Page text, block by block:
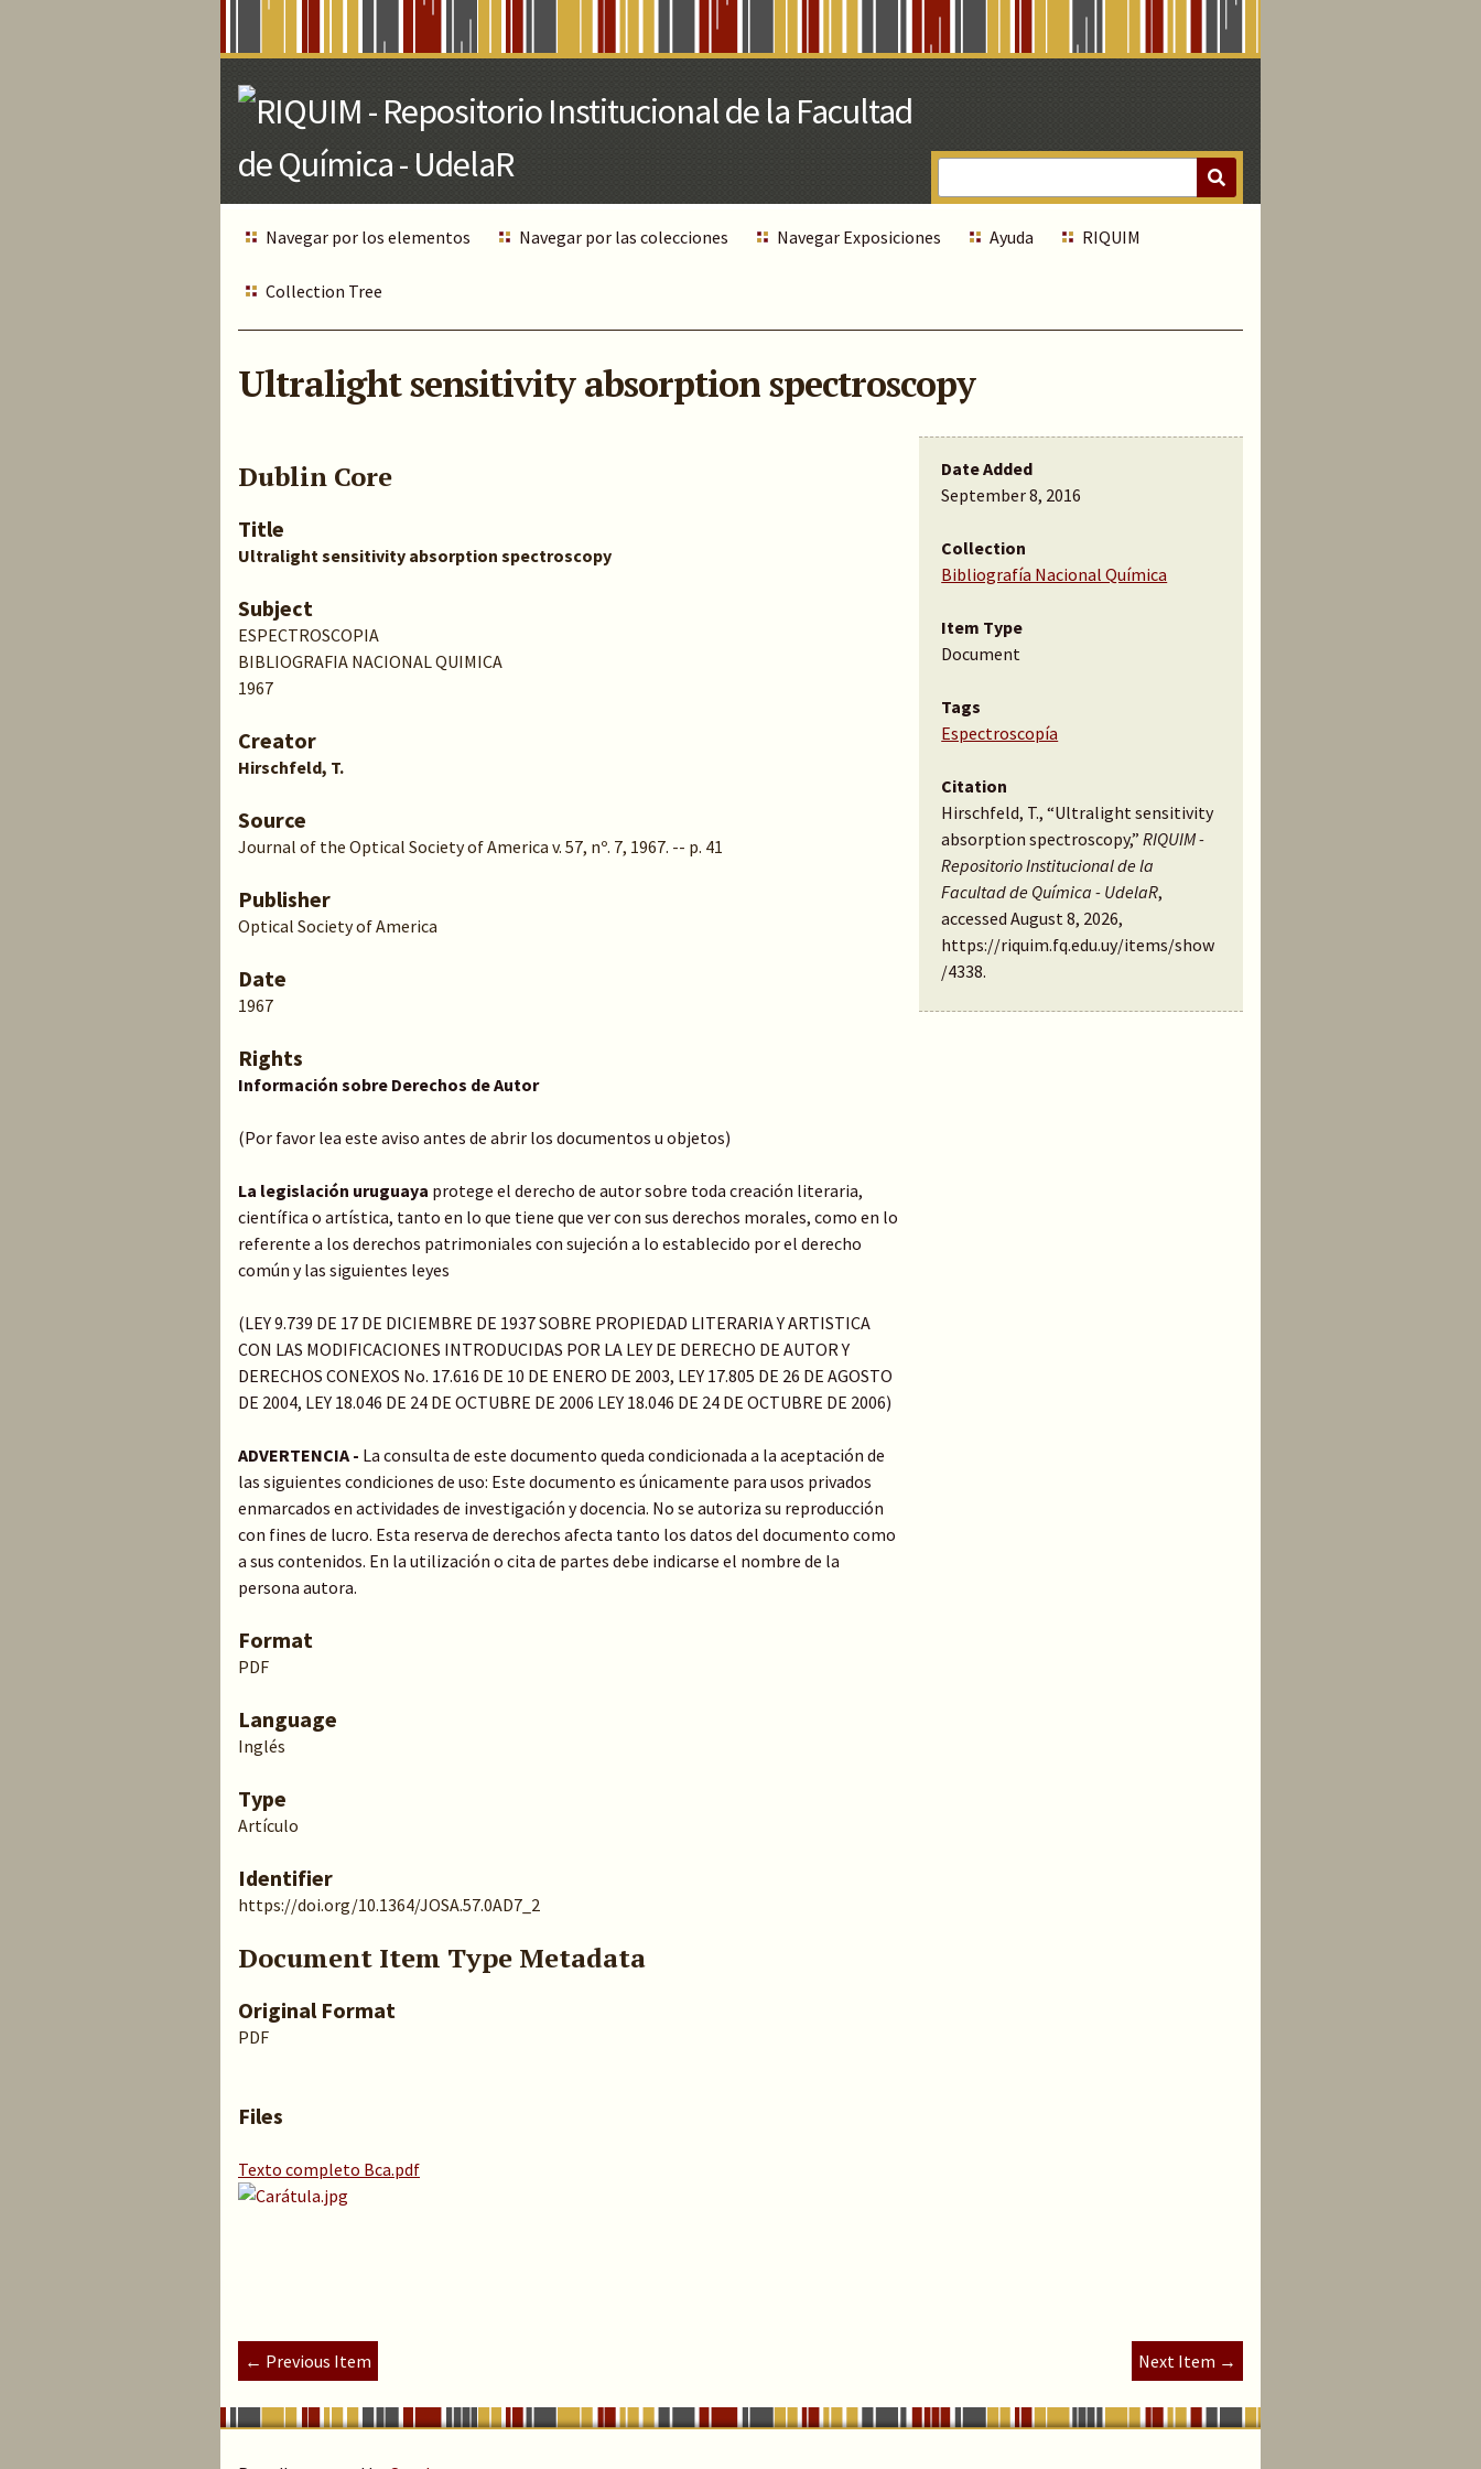
Navegar por los elementos Navegar por las colecciones Navegar Exposiciones Ayuda RIQUIM
Collection Tree
Ultralight sensitivity absorption spectroscopy
Dublin Core
Title
Ultralight sensitivity absorption spectroscopy
Subject
ESPECTROSCOPIA
BIBLIOGRAFIA NACIONAL QUIMICA
1967
Creator
Hirschfeld, T.
Source
Journal of the Optical Society of America v. 57, nº. 7, 1967. -- p. 41
Publisher
Optical Society of America
Date
1967
Rights
Información sobre Derechos de Autor
(Por favor lea este aviso antes de abrir los documentos u objetos)
La legislación uruguaya protege el derecho de autor sobre toda creación literaria,
científica o artística, tanto en lo que tiene que ver con sus derechos morales, como en lo
referente a los derechos patrimoniales con sujeción a lo establecido por el derecho
común y las siguientes leyes
(LEY 9.739 DE 17 DE DICIEMBRE DE 1937 SOBRE PROPIEDAD LITERARIA Y ARTISTICA
CON LAS MODIFICACIONES INTRODUCIDAS POR LA LEY DE DERECHO DE AUTOR Y
DERECHOS CONEXOS No. 17.616 DE 10 DE ENERO DE 2003, LEY 17.805 DE 26 DE AGOSTO
DE 2004, LEY 18.046 DE 24 DE OCTUBRE DE 2006 LEY 18.046 DE 24 DE OCTUBRE DE 2006)
ADVERTENCIA - La consulta de este documento queda condicionada a la aceptación de
las siguientes condiciones de uso: Este documento es únicamente para usos privados
enmarcados en actividades de investigación y docencia. No se autoriza su reproducción
con fines de lucro. Esta reserva de derechos afecta tanto los datos del documento como
a sus contenidos. En la utilización o cita de partes debe indicarse el nombre de la
persona autora.
Format
PDF
Language
Inglés
Type
Artículo
Identifier
https://doi.org/10.1364/JOSA.57.0AD7_2
Document Item Type Metadata
Original Format
PDF
Files
Texto completo Bca.pdf
Date Added
September 8, 2016
Collection
Bibliografía Nacional Química
Item Type
Document
Tags
Espectroscopía
Citation
Hirschfeld, T., “Ultralight sensitivity
absorption spectroscopy,”RIQUIM -
Repositorio Institucional de la
Facultad de Química - UdelaR,
accessed August 8, 2026,
https://riquim.fq.edu.uy/items/show
/4338.
← Previous Item Next Item →